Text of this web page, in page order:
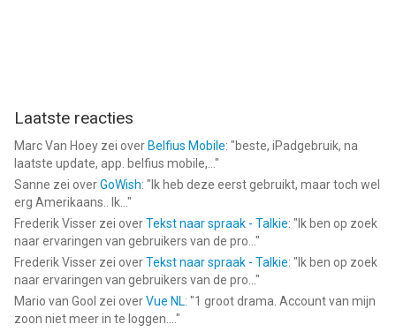
Laatste reacties
Marc Van Hoey zei over Belfius Mobile: "beste, iPadgebruik, na
laatste update, app. belfius mobile,... "
Sanne zei overGoWish: " Ik heb deze eerst gebruikt, maar toch wel
erg Amerikaans.. Ik... "
Frederik Visser zei overTekst naar spraak - Talkie: " Ik ben op zoek
naar ervaringen van gebruikers van de pro... "
Frederik Visser zei overTekst naar spraak - Talkie: " Ik ben op zoek
naar ervaringen van gebruikers van de pro... "
Mario van Gool zei overVue NL: "1 groot drama. Account van mijn
zoon niet meer in te loggen.... "